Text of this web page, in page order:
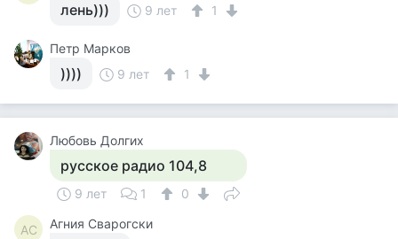
лень))) 9 лет 1
Петр Марков
)))) 9 лет 1
Любовь Долгих
русское радио 104,8
9 лет 1 0
АС Агния Сварогски